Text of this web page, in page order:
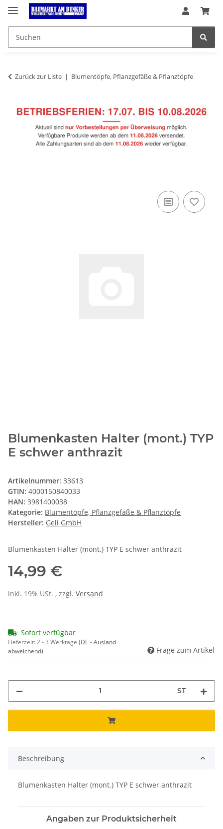
Zurück zur Liste Blumentöpfe, Pflanzgefäße & Pflanztöpfe
Blumenkasten Halter (mont.) TYP
E schwer anthrazit
Artikelnummer: 33613
GTIN: 4000150840033
HAN: 3981400038
Kategorie: Blumentöpfe, Pflanzgefäße & Pflanztöpfe
Hersteller: Geli GmbH
Blumenkasten Halter (mont.) TYP E schwer anthrazit
14,99 €
inkl. 19% USt. , zzgl. Versand
Sofort verfügbar
Lieferzeit:2 - 3 Werktage (DE - Ausland
abweichend)
Frage zum Artikel
ST
Beschreibung
Blumenkasten Halter (mont.) TYP E schwer anthrazit
Angaben zur Produktsicherheit